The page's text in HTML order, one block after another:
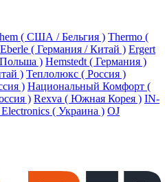
( США / Бельгия ) Thermo (
Eberle ( Германия / Китай ) Ergert
) Hemstedt ( Германия )
) Теплолюкс ( Россия )
) Национальный Комфорт (
) Rexva ( Южная Корея ) IN-
( Украина ) OJ